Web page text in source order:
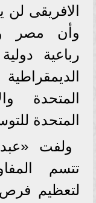
الافريقى
وأن مصر
رباعية
المتحدة
المتحدة
ولفت
تتسم
لتعظيم